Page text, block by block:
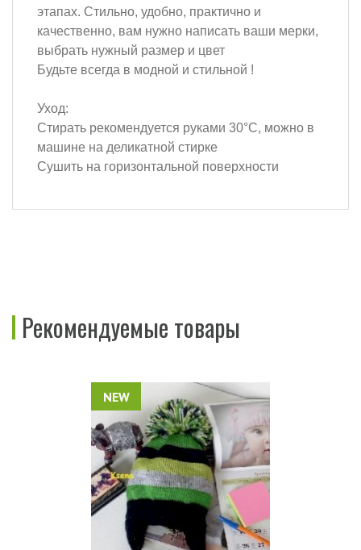
этапах. Стильно, удобно, практично и
качественно, вам нужно написать ваши мерки,
выбрать нужный размер и цвет
Будьте всегда в модной и стильной !
Уход:
Стирать рекомендуется руками 30°C, можно в
машине на деликатной стирке
Сушить на горизонтальной поверхности
Рекомендуемые товары
NEW